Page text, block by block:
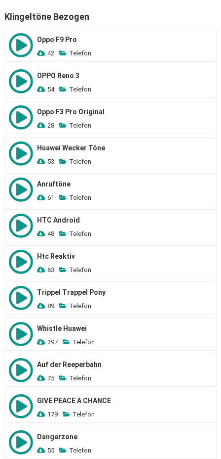
Klingeltöne Bezogen
Oppo F9 Pro
42 Telefon
OPPO Reno 3
54 Telefon
Oppo F3 Pro Original
28 Telefon
Huawei Wecker Töne
53 Telefon
Anruftöne
61 Telefon
HTC Android
48 Telefon
Htc Reaktiv
63 Telefon
Trippel Trappel Pony
89 Telefon
Whistle Huawei
397 Telefon
Auf der Reeperbahn
75 Telefon
GIVE PEACE A CHANCE
179 Telefon
Dangerzone
55 Telefon